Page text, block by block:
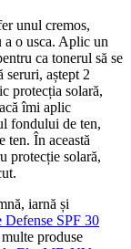
unul cremos,
a o usca. Aplic un
ca tonerul să se
aștept 2
protecția solară,
îmi aplic
fondului de ten,
ten. În această
protecție solară,
iarnă și
SPF 30
produse